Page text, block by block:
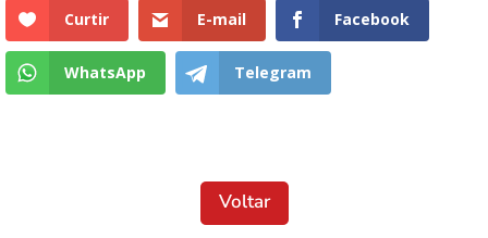
Curtir E-mail Facebook
WhatsApp Telegram
Voltar